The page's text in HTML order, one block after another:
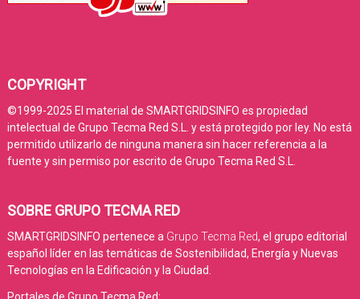
COPYRIGHT
©1999-2025 El material de SMARTGRIDSINFO es propiedad
intelectual de Grupo Tecma Red S.L. y está protegido por ley. No está
permitido utilizarlo de ninguna manera sin hacer referencia a la
fuente y sin permiso por escrito de Grupo Tecma Red S.L.
SOBRE GRUPO TECMA RED
SMARTGRIDSINFO pertenece a Grupo Tecma Red, el grupo editorial
español líder en las temáticas de Sostenibilidad, Energía y Nuevas
Tecnologías en la Edificación y la Ciudad.